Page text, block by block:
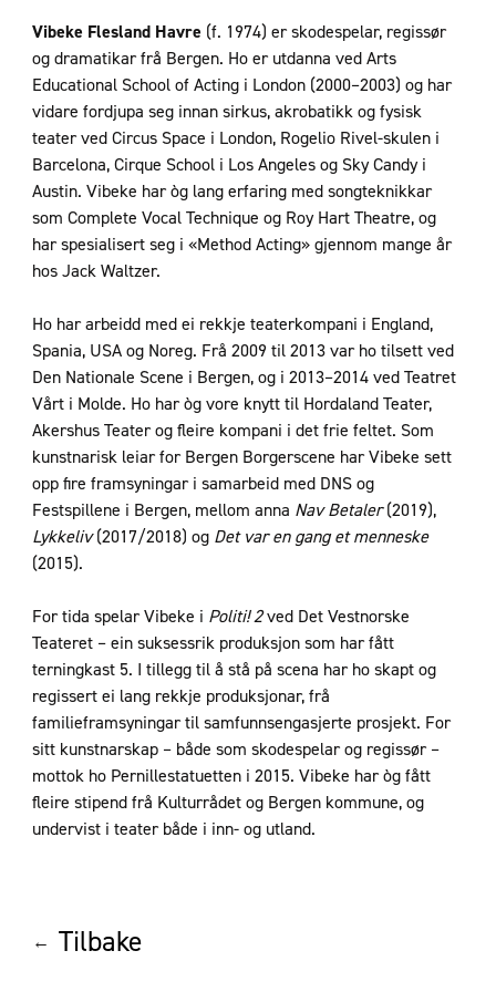
Vibeke Flesland Havre (f. 1974) er skodespelar, regissør
og dramatikar frå Bergen. Ho er utdanna ved Arts
Educational School of Acting i London (2000–2003) og har
vidare fordjupa seg innan sirkus, akrobatikk og fysisk
teater ved Circus Space i London, Rogelio Rivel-skulen i
Barcelona, Cirque School i Los Angeles og Sky Candy i
Austin. Vibeke har òg lang erfaring med songteknikkar
som Complete Vocal Technique og Roy Hart Theatre, og
har spesialisert seg i «Method Acting» gjennom mange år
hos Jack Waltzer.
Ho har arbeidd med ei rekkje teaterkompani i England,
Spania, USA og Noreg. Frå 2009 til 2013 var ho tilsett ved
Den Nationale Scene i Bergen, og i 2013–2014 ved Teatret
Vårt i Molde. Ho har òg vore knytt til Hordaland Teater,
Akershus Teater og fleire kompani i det frie feltet. Som
kunstnarisk leiar for Bergen Borgerscene har Vibeke sett
opp fire framsyningar i samarbeid med DNS og
Festspillene i Bergen, mellom anna Nav Betaler(2019),
Lykkeliv(2017/2018) og Det var en gang et menneske
(2015).
For tida spelar Vibeke i Politi! 2ved Det Vestnorske
Teateret – ein suksessrik produksjon som har fått
terningkast 5. I tillegg til å stå på scena har ho skapt og
regissert ei lang rekkje produksjonar, frå
familieframsyningar til samfunnsengasjerte prosjekt. For
sitt kunstnarskap – både som skodespelar og regissør –
mottok ho Pernillestatuetten i 2015. Vibeke har òg fått
fleire stipend frå Kulturrådet og Bergen kommune, og
undervist i teater både i inn- og utland.
← Tilbake